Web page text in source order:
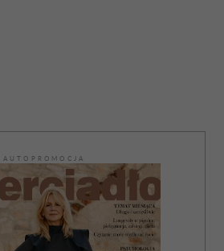
AUTOPROMOCJA